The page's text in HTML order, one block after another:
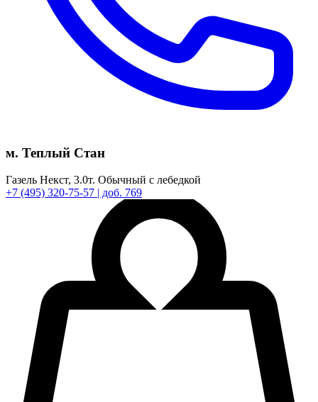
м. Теплый Стан
Газель Некст, 3.0т. Обычный с лебедкой
+7 (495) 320-75-57 | доб. 769